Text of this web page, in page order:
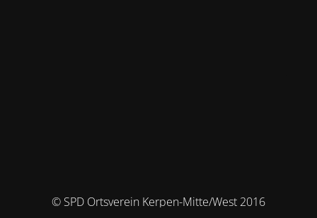
© SPD Ortsverein Kerpen-Mitte/West 2016